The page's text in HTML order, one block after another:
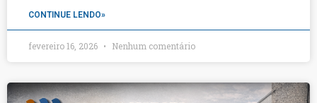
CONTINUE LENDO»
fevereiro 16, 2026 Nenhum comentário